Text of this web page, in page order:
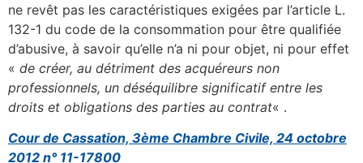
ne revêt pas les caractéristiques exigées par l’article L.
132-1 du code de la consommation pour être qualifiée
d’abusive, à savoir qu’elle n’a ni pour objet, ni pour effet
« de créer, au détriment des acquéreurs non
professionnels, un déséquilibre significatif entre les
droits et obligations des parties au contrat« .
Cour de Cassation, 3ème Chambre Civile, 24 octobre
2012 n° 11-17800